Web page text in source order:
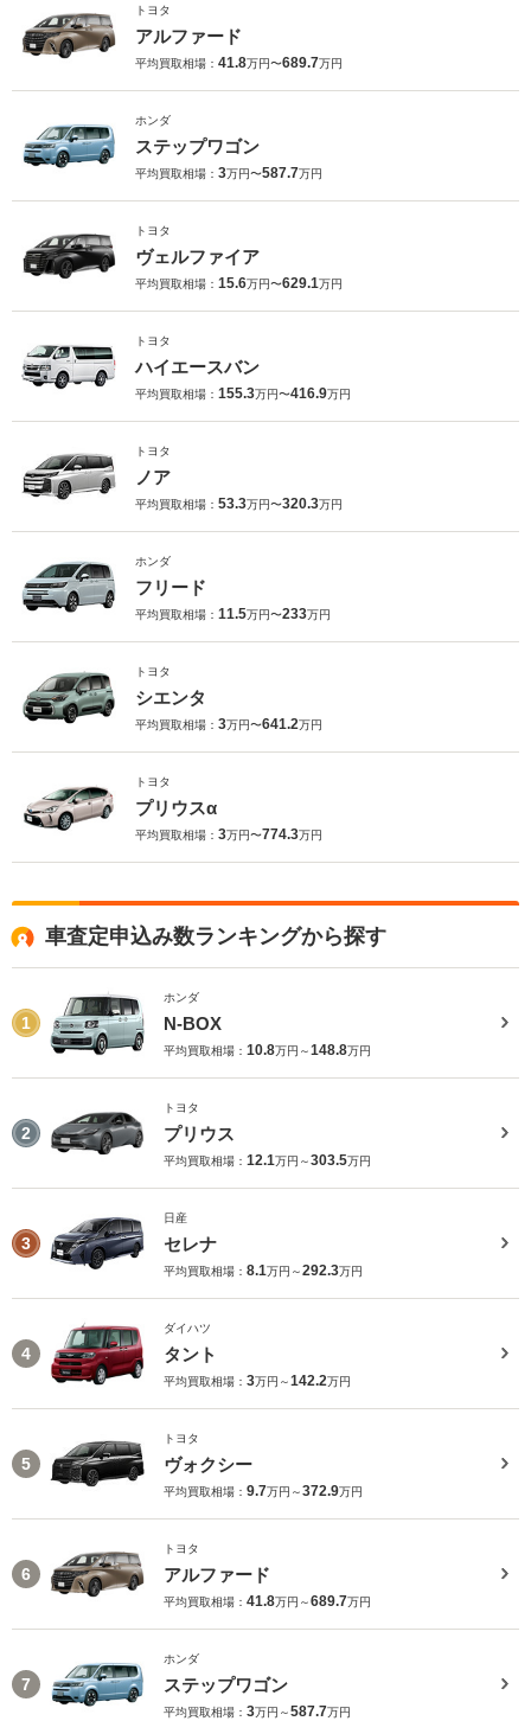
トヨタ
アルファード
平均買取相場： 41.8万円〜689.7万円
ホンダ
ステップワゴン
平均買取相場： 3万円〜587.7万円
トヨタ
ヴェルファイア
平均買取相場： 15.6万円〜629.1万円
トヨタ
ハイエースバン
平均買取相場： 155.3万円〜416.9万円
トヨタ
ノア
平均買取相場： 53.3万円〜320.3万円
ホンダ
フリード
平均買取相場： 11.5万円〜233万円
トヨタ
シエンタ
平均買取相場： 3万円〜641.2万円
トヨタ
プリウスα
平均買取相場： 3万円〜774.3万円
車査定申込み数ランキングから探す
1
ホンダ
N-BOX
平均買取相場： 10.8万円～148.8万円
2
トヨタ
プリウス
平均買取相場： 12.1万円～303.5万円
3
日産
セレナ
平均買取相場： 8.1万円～292.3万円
4
ダイハツ
タント
平均買取相場： 3万円～142.2万円
5
トヨタ
ヴォクシー
平均買取相場： 9.7万円～372.9万円
6
トヨタ
アルファード
平均買取相場： 41.8万円～689.7万円
7
ホンダ
ステップワゴン
平均買取相場： 3万円～587.7万円